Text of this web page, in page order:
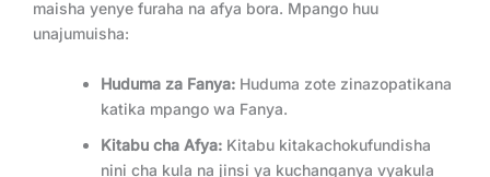
maisha yenye furaha na afya bora. Mpango huu
unajumuisha:
Huduma za Fanya: Huduma zote zinazopatikana
katika mpango wa Fanya.
Kitabu cha Afya: Kitabu kitakachokufundisha
nini cha kula na jinsi ya kuchanganya vyakula